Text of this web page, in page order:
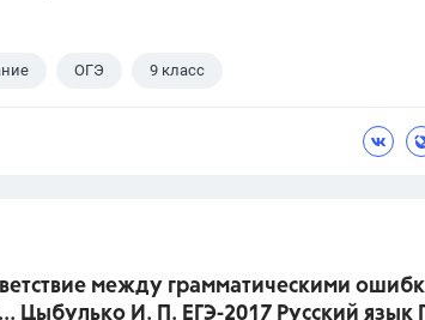
ОГЭ 9 класс
между грамматическими
Цыбулько И. П. ЕГЭ-2017 Русский язык